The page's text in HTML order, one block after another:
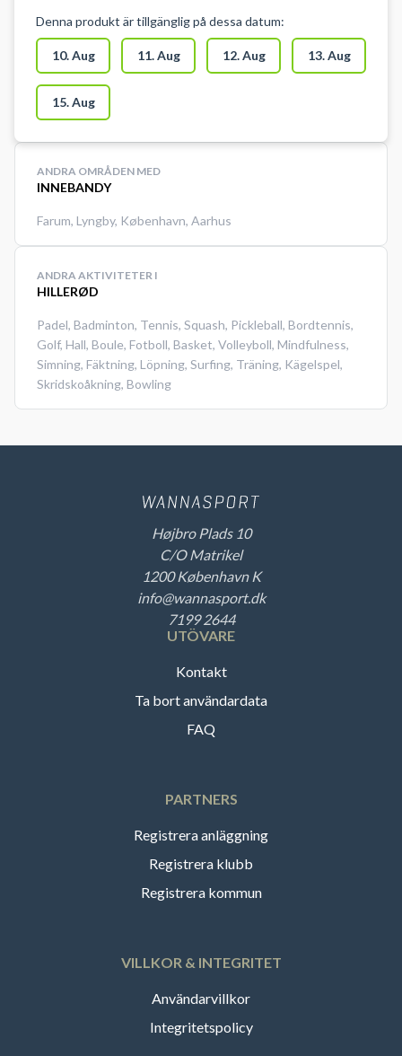
medbringe stave og bolde. Der
skal benyttes indendørssko, som
ikke sætter mærker. Der er mulig
Denna produkt är tillgänglig på dessa datum:
10. Aug 11. Aug 12. Aug 13. Aug
15. Aug
ANDRA OMRÅDEN MED
INNEBANDY
Farum, Lyngby, København, Aarhus
ANDRA AKTIVITETER I
HILLERØD
Padel, Badminton, Tennis, Squash, Pickleball, Bordtennis,
Golf, Hall, Boule, Fotboll, Basket, Volleyboll, Mindfulness,
Simning, Fäktning, Löpning, Surfing, Träning, Kägelspel,
Skridskoåkning, Bowling
Højbro Plads 10
C/O Matrikel
1200 København K
info@wannasport.dk
7199 2644
UTÖVARE
Kontakt
Ta bort användardata
FAQ
PARTNERS
Registrera anläggning
Registrera klubb
Registrera kommun
VILLKOR & INTEGRITET
Användarvillkor
Integritetspolicy